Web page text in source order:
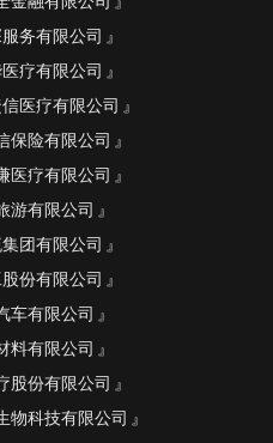
务有限公司
疗有限公司
医疗有限公司
保险有限公司
医疗有限公司
游有限公司
团有限公司
份有限公司
车有限公司
料有限公司
股份有限公司
物科技有限公司